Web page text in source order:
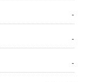
-
-
-